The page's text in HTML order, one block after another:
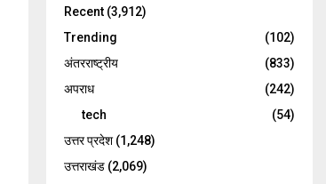
Recent (3,912)
Trending
(102)
अंतरराष्ट्रीय
(833)
अपराध
(242)
tech
(54)
उत्तर प्रदेश(1,248)
उत्तराखंड (2,069)